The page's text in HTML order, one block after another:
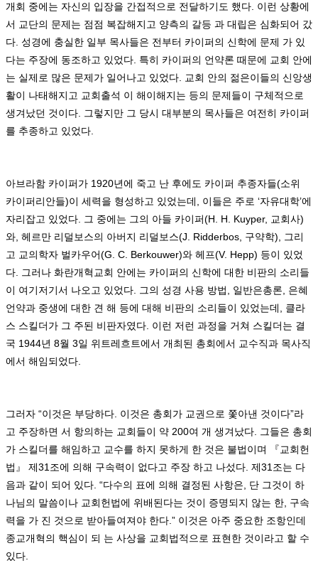
개회 중에는 자신의 입장을 간접적으로 전달하기도 했다 이런 상황에
서 교단의 문제는 점점 복잡해지고 양측의 갈등 과 대립은 심화되어 갔
다 성경에 충실한 일부 목사들은 전부터 카이퍼의 신학에 문제 가 있
다는 주장에 동조하고 있었다 특히 카이퍼의 언약론 때문에 교회 안에
는 실제로 많은 문제가 일어나고 있었다
교회 안의 젊은이들의 신앙생
활이 나태해지고 교회출석 이 해이해지는 등의 문제들이 구체적으로
생겨났던 것이다
그렇지만 그 당시 대부분의 목사들은 여전히 카이퍼
를 추종하고 있었다
아브라함 카이퍼가 1920년에 죽고 난 후에도 카이퍼 추종자들(소위
카이퍼리안들)이 세력을 형성하고 있었는데 이들은 주로 ‘자유대학’에
자리잡고 있었다
그 중에는 그의 아들 카이퍼(H. H. Kuyper, 교회사)
와 헤르만 리덜보스의 아버지 리덜보스(J. Ridderbos, 구약학),
그리
고 교의학자 벌카우어(G. C. Berkouwer)와 헤프(V. Hepp) 등이 있었
다
그러나 화란개혁교회 안에는 카이퍼의 신학에 대한 비판의 소리들
이 여기저기서 나오고 있었다
그의 성경 사용 방법 일반은총론
은혜
언약과 중생에 대한 견 해 등에 대해 비판의 소리들이 있었는데
클라
스 스킬더가 그 주된 비판자였다 이런 저런 과정을 거쳐 스킬더는 결
국 1944년 8월 3일 위트레흐트에서 개최된 총회에서 교수직과 목사직
에서 해임되었다
그러자 “이것은 부당하다 이것은 총회가 교권으로 쫓아낸 것이다”라
고 주장하면 서 항의하는 교회들이 약 200여 개 생겨났다
그들은 총회
가 스킬더를 해임하고 교수를 하지 못하게 한 것은 불법이며
『교회헌
법 』 제31 조에 의해 구속력이 없다고 주장 하고 나섰다 제31 조는 다
음과 같이 되어 있다 . “다수의 표에 의해 결정된 사항은
단 그것이 하
나님의 말씀이나 교회헌법에 위배된다는 것이 증명되지 않는 한 구속
력을 가 진 것으로 받아들여져야 한다 .” 이것은 아주 중요한 조항인데
종교개혁의 핵심이 되 는 사상을 교회법적으로 표현한 것이라고 할 수
있다